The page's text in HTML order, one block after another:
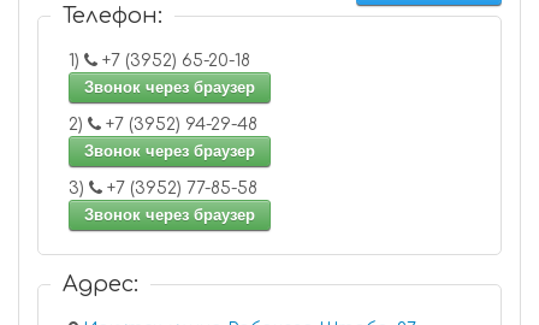
Телефон:
1)
+7 (3952) 65-20-18
Звонок через браузер
2)
+7 (3952) 94-29-48
Звонок через браузер
3)
+7 (3952) 77-85-58
Звонок через браузер
Адрес: